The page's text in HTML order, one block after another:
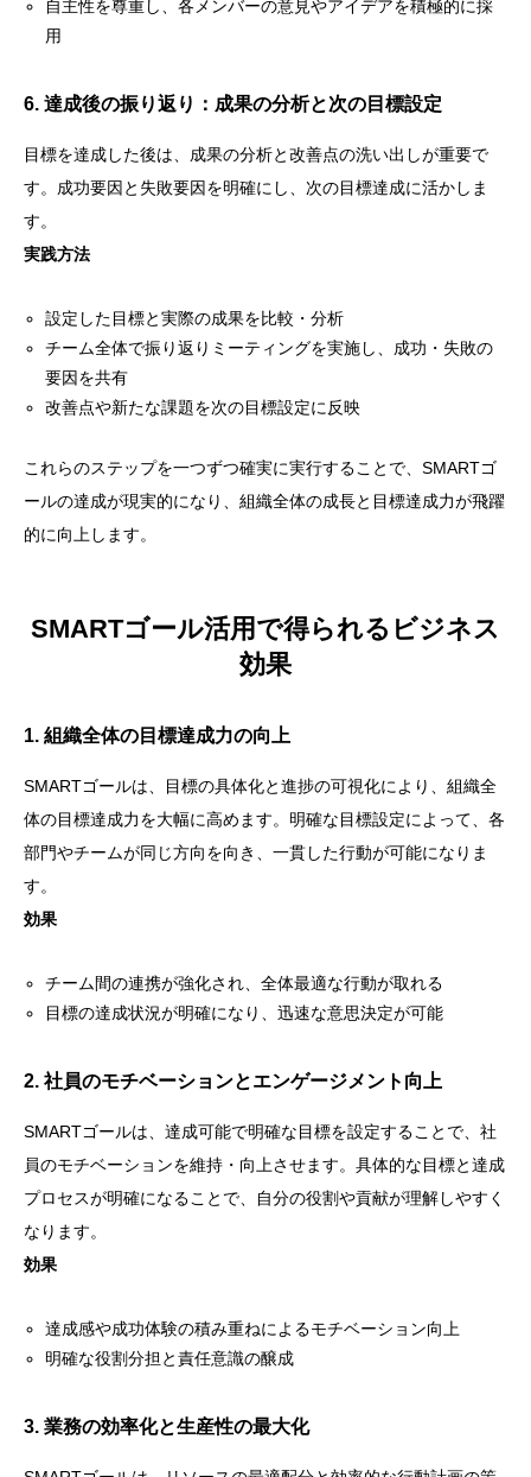
自主性を尊重し、各メンバーの意見やアイデアを積極的に採
用
6. 達成後の振り返り：成果の分析と次の目標設定
目標を達成した後は、成果の分析と改善点の洗い出しが重要で
す。成功要因と失敗要因を明確にし、次の目標達成に活かしま
す。
実践方法
設定した目標と実際の成果を比較・分析
チーム全体で振り返りミーティングを実施し、成功・失敗の
要因を共有
改善点や新たな課題を次の目標設定に反映
これらのステップを一つずつ確実に実行することで、SMARTゴ
ールの達成が現実的になり、組織全体の成長と目標達成力が飛躍
的に向上します。
SMARTゴール活用で得られるビジネス
効果
1. 組織全体の目標達成力の向上
SMARTゴールは、目標の具体化と進捗の可視化により、組織全
体の目標達成力を大幅に高めます。明確な目標設定によって、各
部門やチームが同じ方向を向き、一貫した行動が可能になりま
す。
効果
チーム間の連携が強化され、全体最適な行動が取れる
目標の達成状況が明確になり、迅速な意思決定が可能
2. 社員のモチベーションとエンゲージメント向上
SMARTゴールは、達成可能で明確な目標を設定することで、社
員のモチベーションを維持・向上させます。具体的な目標と達成
プロセスが明確になることで、自分の役割や貢献が理解しやすく
なります。
効果
達成感や成功体験の積み重ねによるモチベーション向上
明確な役割分担と責任意識の醸成
3. 業務の効率化と生産性の最大化